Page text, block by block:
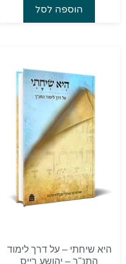
הוספה לסל
היא שיחתי – על דרך לימוד
התנ"ך – יהושע רייס